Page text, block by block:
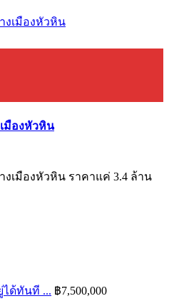
มืองหัวหิน
เมืองหัวหิน ราคาแค่ 3.4 ล้าน
ได้ทันที ... ฿7,500,000